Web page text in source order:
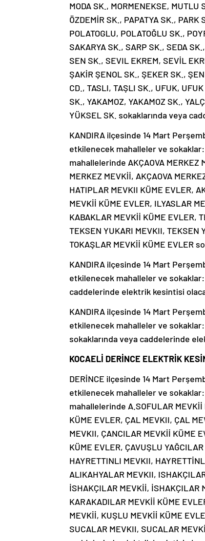
MODA SK., MORMENEKSE, MUTLU
ÖZDEMİR SK., PAPATYA SK.,
POLATOGLU, POLATOĞLU SK.,
SAKARYA SK., SARP SK., SEDA
SEN SK., SEVIL EKREM, SEVİL
ŞAKİR ŞENOL SK., ŞEKER SK.,
CD., TASLI, TAŞLI SK., UFUK,
SK., YAKAMOZ, YAKAMOZ SK.,
YÜKSEL SK. sokaklarında veya
KANDIRA ilçesinde 14 Mart
etkilenecek mahalleler ve sokaklar:
mahallelerinde AKÇAOVA MERKEZ
MERKEZ MEVKİİ, AKÇAOVA
HATIPLAR MEVKII KÜME EVLER,
MEVKİİ KÜME EVLER, ILYASLAR
KABAKLAR MEVKİİ KÜME EVLER,
TEKSEN YUKARI MEVKII, TEKSEN
TOKAŞLAR MEVKİİ KÜME EVLER
KANDIRA ilçesinde 14 Mart
etkilenecek mahalleler ve sokaklar:
caddelerinde elektrik kesintisi
KANDIRA ilçesinde 14 Mart
etkilenecek mahalleler ve sokaklar:
sokaklarında veya caddelerinde
KOCAELİ DERİNCE ELEKTRİK
DERİNCE ilçesinde 14 Mart
etkilenecek mahalleler ve sokaklar:
mahallelerinde A.SOFULAR
KÜME EVLER, ÇAL MEVKII, ÇAL
MEVKII, ÇANCILAR MEVKİİ KÜME
KÜME EVLER, ÇAVUŞLU
HAYRETTINLI MEVKII,
ALIKAHYALAR MEVKII,
İSHAKÇILAR MEVKİİ, İSHAKÇILAR
KARAKADILAR MEVKİİ KÜME
MEVKİİ, KUŞLU MEVKİİ KÜME
SUCALAR MEVKII, SUCALAR